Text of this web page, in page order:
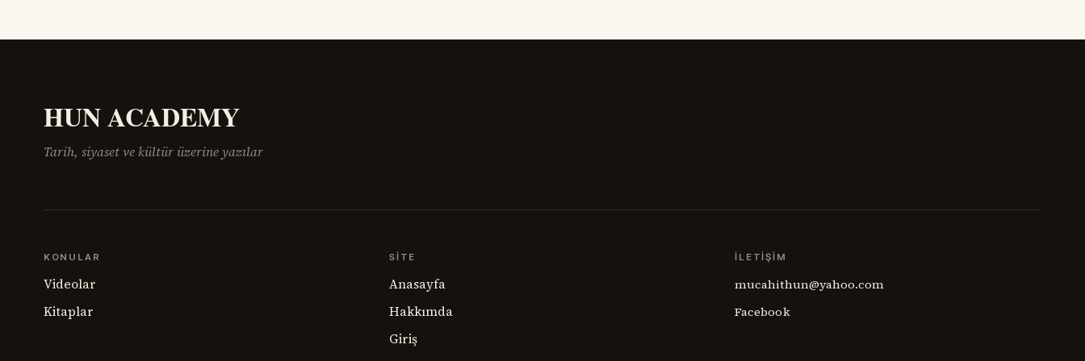
HUN ACADEMY
Tarih, siyaset ve kültür üzerine yazılar
KONULAR
Videolar
Kitaplar
SITE
Anasayfa
Hakkımda
Giriş
İLETIŞIM
mucahithun@yahoo.com
Facebook